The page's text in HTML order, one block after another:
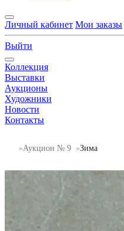
Личный кабинет Мои заказы
Выйти
Коллекция
Выставки
Аукционы
Художники
Новости
Контакты
Аукцион № 9 Зима